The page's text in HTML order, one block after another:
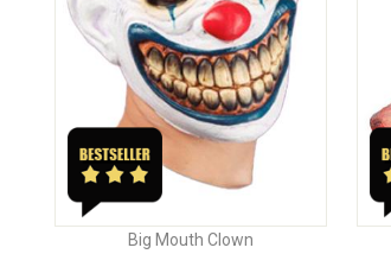
Big Mouth Clown